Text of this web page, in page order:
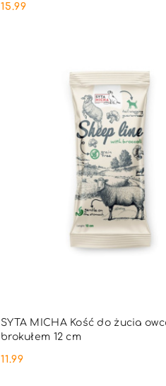
Cena:
15.99
SYTA MICHA Kość do żucia
brokułem 12 cm
Cena:
11.99
DO KOSZYKA